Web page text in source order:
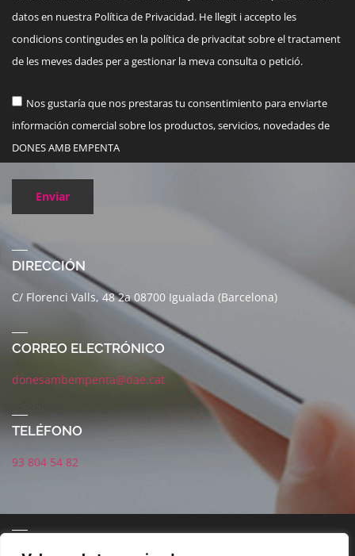
datos en nuestra Política de Privacidad. He llegit i accepto les
condicions contingudes en la política de privacitat sobre el tractament
de les meves dades per a gestionar la meva consulta o petició.
Nos gustaría que nos prestaras tu consentimiento para enviarte
información comercial sobre los productos, servicios, novedades de
DONES AMB EMPENTA
Enviar
DIRECCIÓN
C/ Florenci Valls, 48 2a 08700 Igualada (Barcelona)
CORREO ELECTRÓNICO
donesambempenta@dae.cat
TELÉFONO
93 804 54 82